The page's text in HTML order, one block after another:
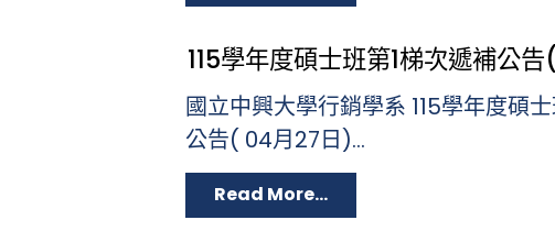
115學年度碩士班第1梯次遞補公
國立中興大學行銷學系 115學年度碩
公告( 04月27日)...
Read More...